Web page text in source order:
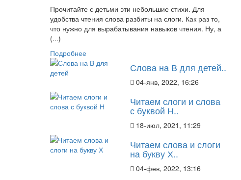
Прочитайте с детьми эти небольшие стихи. Для
удобства чтения слова разбиты на слоги. Как раз то,
что нужно для вырабатывания навыков чтения. Ну, а
(...)
Подробнее
Слова на В для детей..
04-янв, 2022, 16:26
Читаем слоги и слова
с буквой Н..
18-июл, 2021, 11:29
Читаем слова и слоги
на букву Х..
04-фев, 2022, 13:16